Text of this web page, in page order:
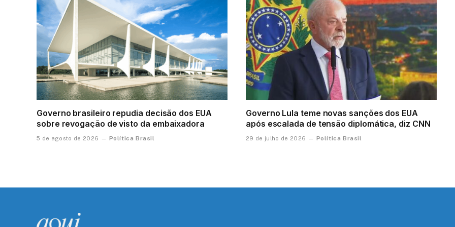
Governo brasileiro repudia decisão dos EUA
sobre revogação de visto da embaixadora
5 de agosto de 2026 Política Brasil
Governo Lula teme novas sanções dos EUA
após escalada de tensão diplomática, diz CNN
29 de julho de 2026 Política Brasil